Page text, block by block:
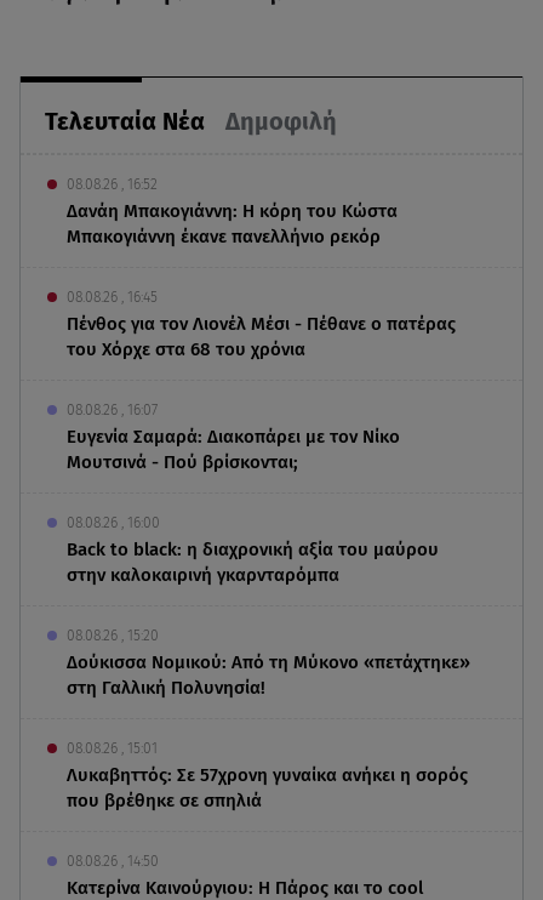
Τελευταία Νέα Δημοφιλή
08.08.26 , 16:52
Δανάη Μπακογιάννη: Η κόρη του Κώστα
Μπακογιάννη έκανε πανελλήνιο ρεκόρ
08.08.26 , 16:45
Πένθος για τον Λιονέλ Μέσι - Πέθανε ο πατέρας
του Χόρχε στα 68 του χρόνια
08.08.26 , 16:07
Ευγενία Σαμαρά: Διακοπάρει με τον Νίκο
Μουτσινά - Πού βρίσκονται;
08.08.26 , 16:00
Back to black: η διαχρονική αξία του μαύρου
στην καλοκαιρινή γκαρνταρόμπα
08.08.26 , 15:20
Δούκισσα Νομικού: Από τη Μύκονο «πετάχτηκε»
στη Γαλλική Πολυνησία!
08.08.26 , 15:01
Λυκαβηττός: Σε 57χρονη γυναίκα ανήκει η σορός
που βρέθηκε σε σπηλιά
08.08.26 , 14:50
Κατερίνα Καινούργιου: Η Πάρος και το cool